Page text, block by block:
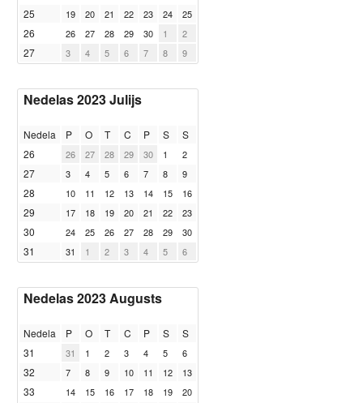
25 19 20 21 22 23 24 25
26 26 27 28 29 30 1 2
27 3 4 5 6 7 8 9
Nedelas 2023 Julijs
Nedela P O T C P S
S
26
26 27 28 29 30 1 2
27 3 4 5 6 7 8 9
28 10 11 12 13 14 15 16
29 17 18 19 20 21 22 23
30 24 25 26 27 28 29 30
31 31 1 2 3 4 5 6
Nedelas 2023 Augusts
Nedela P O T C P S
S
31
31 1 2 3 4 5 6
32 7 8 9 10 11 12 13
33 14 15 16 17 18 19 20